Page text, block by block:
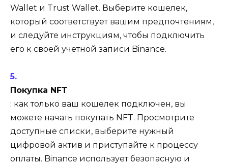
Wallet и Trust Wallet. Выберите кошелек,
который соответствует вашим предпочтениям,
и следуйте инструкциям, чтобы подключить
его к своей учетной записи Binance.
Покупка NFT
: как только ваш кошелек подключен, вы
можете начать покупать NFT. Просмотрите
доступные списки, выберите нужный
цифровой актив и приступайте к процессу
оплаты. Binance использует безопасную и